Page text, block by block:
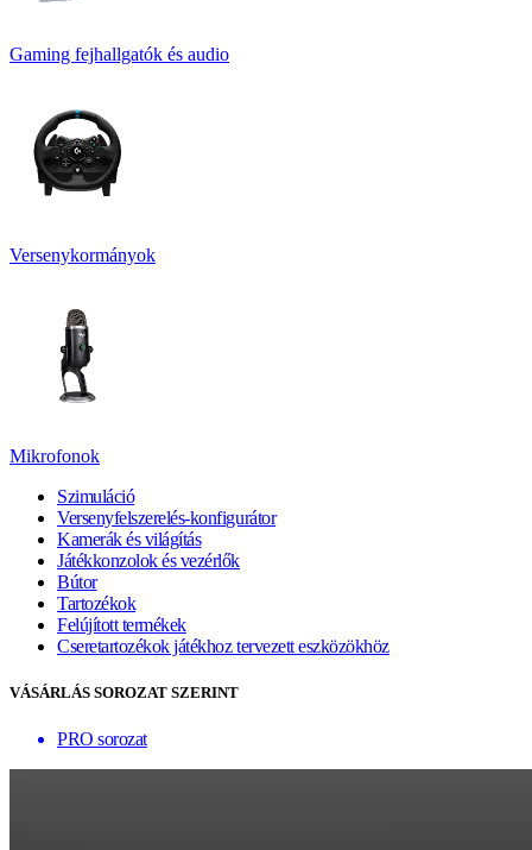
Gaming fejhallgatók és audio
Versenykormányok
Mikrofonok
Szimuláció
Versenyfelszerelés-konfigurátor
Kamerák és világítás
Játékkonzolok és vezérlők
Bútor
Tartozékok
Felújított termékek
Cseretartozékok játékhoz tervezett eszközökhöz
VÁSÁRLÁS SOROZAT SZERINT
PRO sorozat